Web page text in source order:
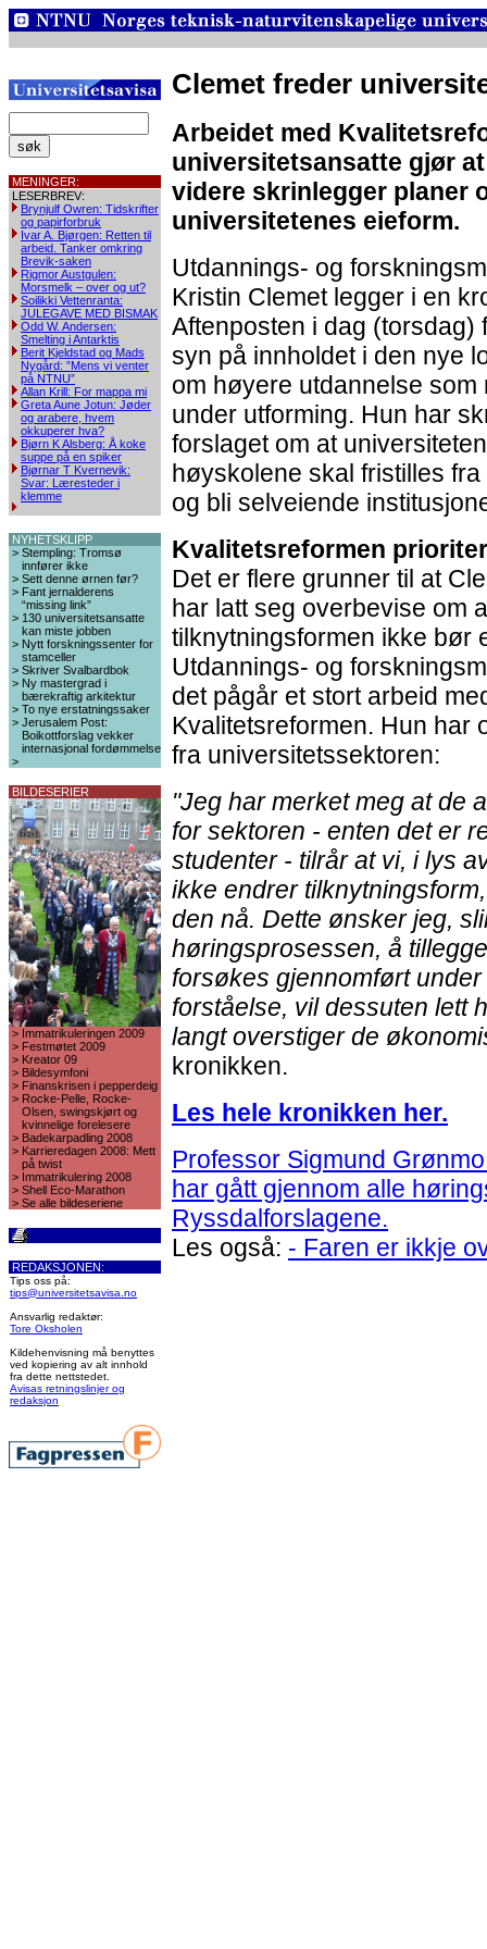
MENINGER:
LESERBREV:
Brynjulf Owren: Tidskrifter
og papirforbruk
Ivar A. Bjørgen: Retten til
arbeid. Tanker omkring
Brevik-saken
Rigmor Austgulen:
Morsmelk – over og ut?
Soilikki Vettenranta:
JULEGAVE MED BISMAK
Odd W. Andersen:
Smelting i Antarktis
Berit Kjeldstad og Mads
Nygård: ”Mens vi venter
på NTNU”
Allan Krill: For mappa mi
Greta Aune Jotun: Jøder
og arabere, hvem
okkuperer hva?
Bjørn K Alsberg: Å koke
suppe på en spiker
Bjørnar T Kvernevik:
Svar: Læresteder i
klemme
NYHETSKLIPP
> Stempling: Tromsø
innfører ikke
> Sett denne ørnen før?
> Fant jernalderens
“missing link”
> 130 universitetsansatte
kan miste jobben
> Nytt forskningssenter for
stamceller
> Skriver Svalbardbok
> Ny mastergrad i
bærekraftig arkitektur
> To nye erstatningssaker
> Jerusalem Post:
Boikottforslag vekker
internasjonal fordømmelse
>
BILDESERIER
> Immatrikuleringen 2009
> Festmøtet 2009
> Kreator 09
> Bildesymfoni
> Finanskrisen i pepperdeig
> Rocke-Pelle, Rocke-
Olsen, swingskjørt og
kvinnelige forelesere
> Badekarpadling 2008
> Karrieredagen 2008: Mett
på twist
> Immatrikulering 2008
> Shell Eco-Marathon
> Se alle bildeseriene
REDAKSJONEN:
Tips oss på:
tips@universitetsavisa.no
Ansvarlig redaktør:
Tore Oksholen
Kildehenvisning må benyttes
ved kopiering av alt innhold
fra dette nettstedet.
Avisas retningslinjer og
redaksjon
Clemet freder
Arbeidet med
universitetsansatte gjør
videre skrinlegger planer
universitetenes eieform.
Utdannings- og
Kristin Clemet legger i en
Aftenposten i dag (torsdag)
syn på innholdet i den nye
om høyere utdannelse som
under utforming. Hun har
forslaget om at
høyskolene skal fristilles fra
og bli selveiende
Kvalitetsreformen
Det er flere grunner til at
har latt seg overbevise om
tilknytningsformen ikke bør
Utdannings- og
det pågår et stort arbeid
Kvalitetsreformen. Hun har
fra universitetssektoren:
"Jeg har merket meg at de
for sektoren - enten det er
studenter - tilrår at vi, i lys
ikke endrer
den nå. Dette ønsker jeg,
høringsprosessen, å
forsøkes gjennomført
forståelse, vil dessuten lett
langt overstiger de
kronikken.
Les hele kronikken her.
Professor Sigmund
har gått gjennom alle
Ryssdalforslagene.
Les også: - Faren er ikkje